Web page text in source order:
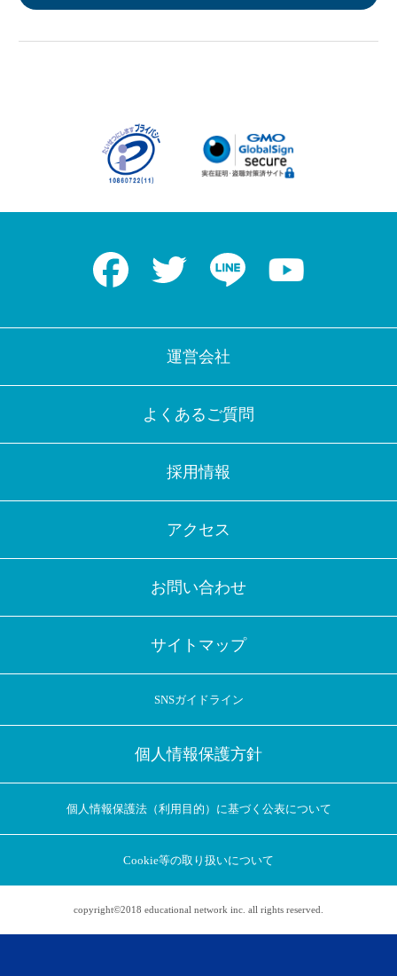
アプリに切り替えてみませんか
Facebook Twitter LINE
運営会社
よくあるご質問
採用情報
アクセス
お問い合わせ
サイトマップ
SNSガイドライン
個人情報保護方針
個人情報保護法（利用目的）に基づく公表について
Cookie等の取り扱いについて
copyright©2018 educational network inc. all rights reserved.